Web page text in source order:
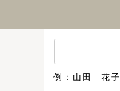
例：山田 花子